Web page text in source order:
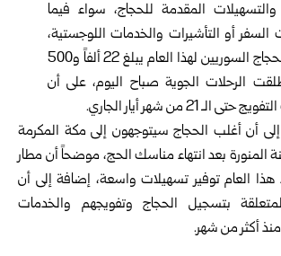
المقدمة للحجاج، سواء فيما
السفر أو التأشيرات والخدمات اللوجستية،
مبيناً أن عدد الحجاج السوريين لهذا العام يبلغ 22 ألفاً و500
الرحلات الجوية صباح اليوم، على أن
21 من شهر أيار الجاري.
إلى أن أغلب الحجاج سيتوجهون إلى مكة المكرمة
المنورة بعد انتهاء مناسك الحج، موضحاً أن مطار
العام توفير تسهيلات واسعة، إضافة إلى أن
بتسجيل الحجاج وتفويجهم والخدمات
أكثر من شهر.